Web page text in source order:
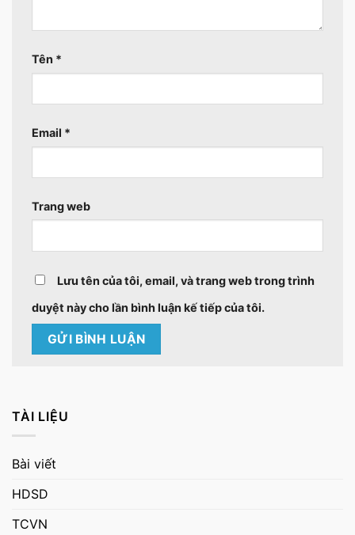
TÀI LIỆU
Bài viết
HDSD
TCVN
Tên *
Email *
Trang web
Lưu tên của tôi, email, và trang web trong trình
duyệt này cho lần bình luận kế tiếp của tôi.